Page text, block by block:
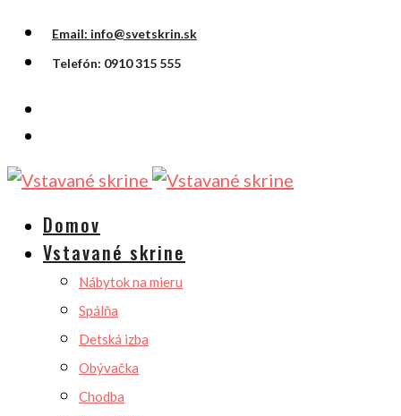
Email: info@svetskrin.sk
Telefón: 0910 315 555
Domov
Vstavané skrine
Nábytok na mieru
Spálňa
Detská izba
Obývačka
Chodba